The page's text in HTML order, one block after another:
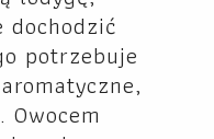
dochodzić
potrzebuje
Owocem